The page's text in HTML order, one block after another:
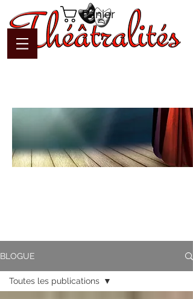
Panier
BLOGUE
Toutes les publications